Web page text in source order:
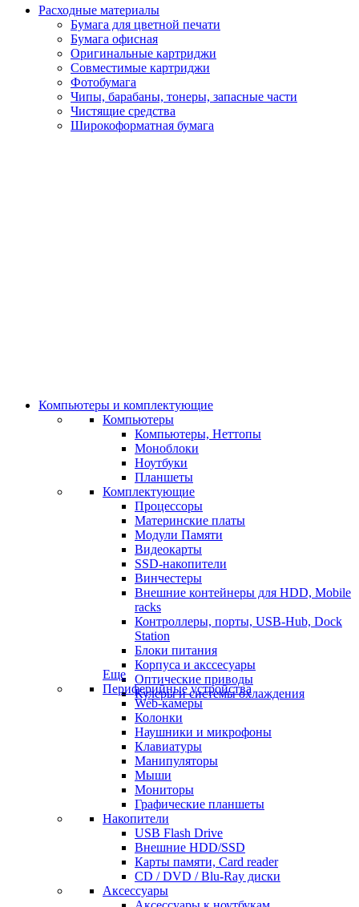
Расходные материалы
Бумага для цветной печати
Бумага офисная
Оригинальные картриджи
Совместимые картриджи
Фотобумага
Чипы, барабаны, тонеры, запасные части
Чистящие средства
Широкоформатная бумага
Компьютеры и комплектующие
Компьютеры
Компьютеры, Неттопы
Моноблоки
Ноутбуки
Планшеты
Комплектующие
Процессоры
Материнские платы
Модули Памяти
Видеокарты
SSD-накопители
Винчестеры
Внешние контейнеры для HDD, Mobile
racks
Контроллеры, порты, USB-Hub, Dock
Station
Блоки питания
Корпуса и акссесуары
Оптические приводы
Кулеры и системы охлаждения
Еще
Периферийные устройства
Web-камеры
Колонки
Наушники и микрофоны
Клавиатуры
Манипуляторы
Мыши
Мониторы
Графические планшеты
Накопители
USB Flash Drive
Внешние HDD/SSD
Карты памяти, Card reader
CD / DVD / Blu-Ray диски
Аксессуары